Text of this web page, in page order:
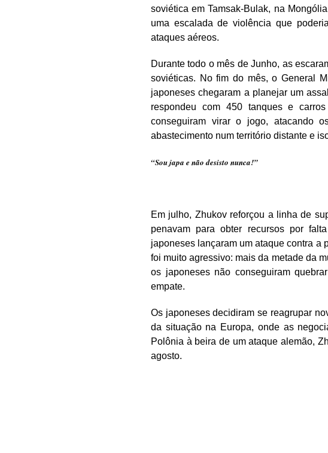
soviética em Tamsak-Bulak, na
uma escalada de violência que
ataques aéreos.
Durante todo o mês de Junho, as
soviéticas. No fim do mês, o General
japoneses chegaram a planejar um
respondeu com 450 tanques e
conseguiram virar o jogo, atacando
abastecimento num território distante e
“Sou japa e não desisto nunca!”
Em julho, Zhukov reforçou a linha de
penavam para obter recursos por
japoneses lançaram um ataque contra a
foi muito agressivo: mais da metade da
os japoneses não conseguiram
empate.
Os japoneses decidiram se reagrupar
da situação na Europa, onde as
Polônia à beira de um ataque alemão,
agosto.